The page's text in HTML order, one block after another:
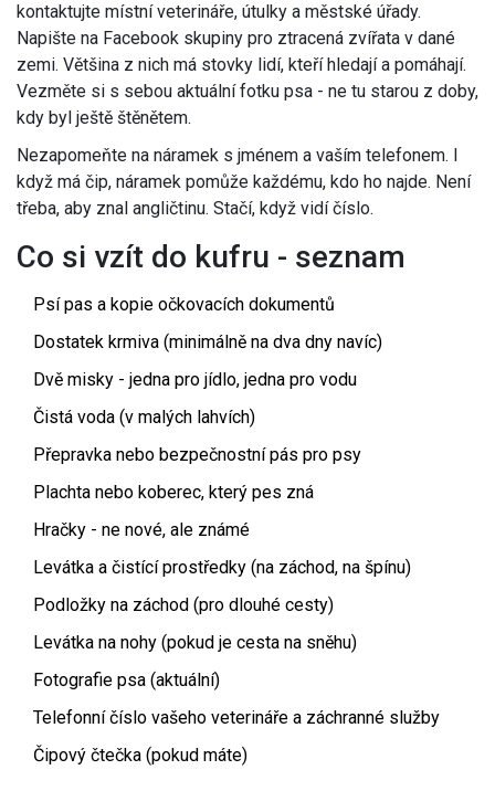
kontaktujte místní veterináře, útulky a městské úřady.
Napište na Facebook skupiny pro ztracená zvířata v dané
zemi. Většina z nich má stovky lidí, kteří hledají a pomáhají.
Vezměte si s sebou aktuální fotku psa - ne tu starou z doby,
kdy byl ještě štěnětem.
Nezapomeňte na náramek s jménem a vaším telefonem. I
když má čip, náramek pomůže každému, kdo ho najde. Není
třeba, aby znal angličtinu. Stačí, když vidí číslo.
Co si vzít do kufru - seznam
Psí pas a kopie očkovacích dokumentů
Dostatek krmiva (minimálně na dva dny navíc)
Dvě misky - jedna pro jídlo, jedna pro vodu
Čistá voda (v malých lahvích)
Přepravka nebo bezpečnostní pás pro psy
Plachta nebo koberec, který pes zná
Hračky - ne nové, ale známé
Levátka a čistící prostředky (na záchod, na špínu)
Podložky na záchod (pro dlouhé cesty)
Levátka na nohy (pokud je cesta na sněhu)
Fotografie psa (aktuální)
Telefonní číslo vašeho veterináře a záchranné služby
Čipový čtečka (pokud máte)